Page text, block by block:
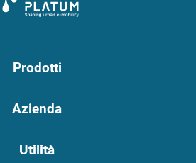
Prodotti
Azienda
Utilità